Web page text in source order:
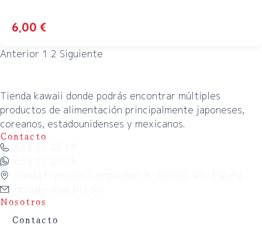
6,00 €
Anterior 1 2 Siguiente
Tienda kawaii donde podrás encontrar múltiples
productos de alimentación principalmente japoneses,
coreanos, estadounidenses y mexicanos.
Contacto
Nosotros
Contacto